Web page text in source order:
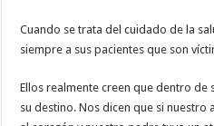
Cuando se trata del cuidado de la
siempre a sus pacientes que son
Ellos realmente creen que dentro de
su destino. Nos dicen que si